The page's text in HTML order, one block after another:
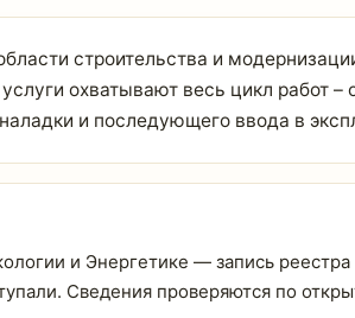
строительства и
охватывают весь цикл работ –
и последующего ввода в
и Энергетике — запись
Сведения проверяются по